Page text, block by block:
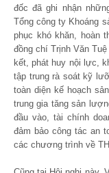
đốc đã ghi nhận
Tổng công ty Khoáng
phục khó khăn, hoàn
đồng chí Trịnh Văn
kết, phát huy nội lực,
tập trung rà soát kỹ
toàn diện kế hoạch
trung gia tăng sản
đầu vào, tài chính
đảm bảo công tác an
các chương trình về